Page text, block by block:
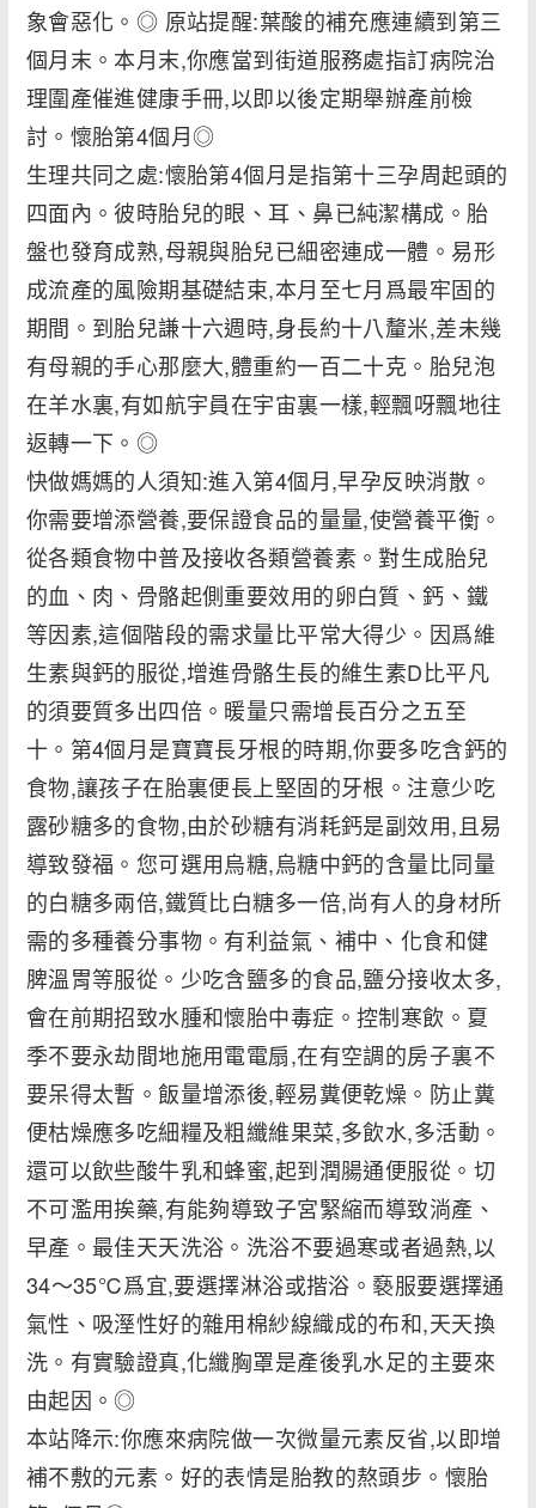
象會惡化。◎ 原站提醒:葉酸的補充應連續到第三
個月末。本月末,你應當到街道服務處指訂病院治
理圍產催進健康手冊,以即以後定期舉辦產前檢
討。懷胎第4個月◎
生理共同之處:懷胎第4個月是指第十三孕周起頭的
四面內。彼時胎兒的眼、耳、鼻已純潔構成。胎
盤也發育成熟,母親與胎兒已細密連成一體。易形
成流產的風險期基礎結束,本月至七月爲最牢固的
期間。到胎兒謙十六週時,身長約十八釐米,差未幾
有母親的手心那麼大,體重約一百二十克。胎兒泡
在羊水裏,有如航宇員在宇宙裏一樣,輕飄呀飄地往
返轉一下。◎
快做媽媽的人須知:進入第4個月,早孕反映消散。
你需要增添營養,要保證食品的量量,使營養平衡。
從各類食物中普及接收各類營養素。對生成胎兒
的血、肉、骨骼起側重要效用的卵白質、鈣、鐵
等因素,這個階段的需求量比平常大得少。因爲維
生素與鈣的服從,增進骨骼生長的維生素D比平凡
的須要質多出四倍。暖量只需增長百分之五至
十。第4個月是寶寶長牙根的時期,你要多吃含鈣的
食物,讓孩子在胎裏便長上堅固的牙根。注意少吃
露砂糖多的食物,由於砂糖有消耗鈣是副效用,且易
導致發福。您可選用烏糖,烏糖中鈣的含量比同量
的白糖多兩倍,鐵質比白糖多一倍,尚有人的身材所
需的多種養分事物。有利益氣、補中、化食和健
脾溫胃等服從。少吃含鹽多的食品,鹽分接收太多,
會在前期招致水腫和懷胎中毒症。控制寒飲。夏
季不要永劫間地施用電電扇,在有空調的房子裏不
要呆得太暫。飯量增添後,輕易糞便乾燥。防止糞
便枯燥應多吃細糧及粗纖維果菜,多飲水,多活動。
還可以飲些酸牛乳和蜂蜜,起到潤腸通便服從。切
不可濫用挨藥,有能夠導致子宮緊縮而導致淌產、
早產。最佳天天洗浴。洗浴不要過寒或者過熱,以
34～35℃爲宜,要選擇淋浴或揩浴。褻服要選擇通
氣性、吸溼性好的雜用棉紗線織成的布和,天天換
洗。有實驗證真,化纖胸罩是產後乳水足的主要來
由起因。◎
本站降示:你應來病院做一次微量元素反省,以即增
補不敷的元素。好的表情是胎教的熬頭步。懷胎